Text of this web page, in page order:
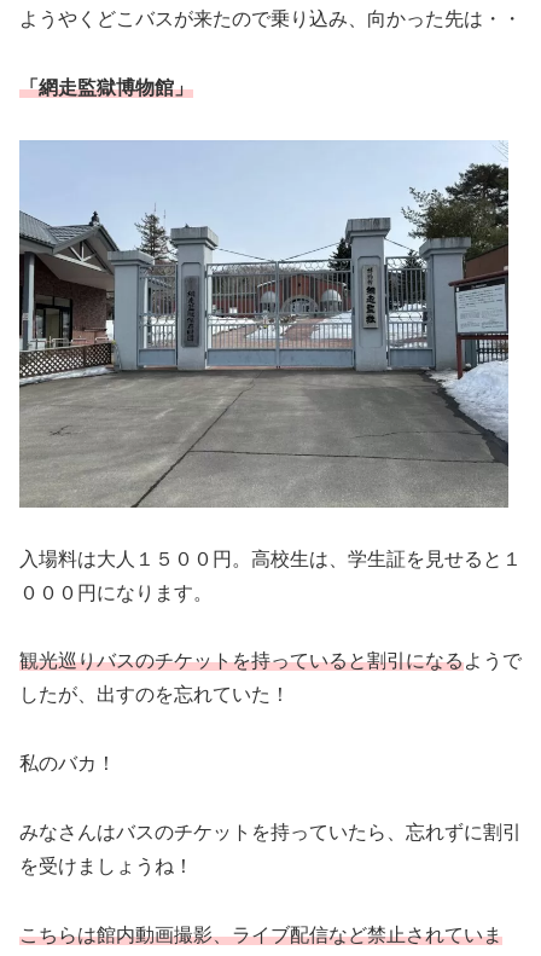
ようやくどこバスが来たので乗り込み、向かった先は・・
「網走監獄博物館」
入場料は大人１５００円。高校生は、学生証を見せると１
０００円になります。
観光巡りバスのチケットを持っていると割引になるようで
したが、出すのを忘れていた！
私のバカ！
みなさんはバスのチケットを持っていたら、忘れずに割引
を受けましょうね！
こちらは館内動画撮影、ライブ配信など禁止されていま